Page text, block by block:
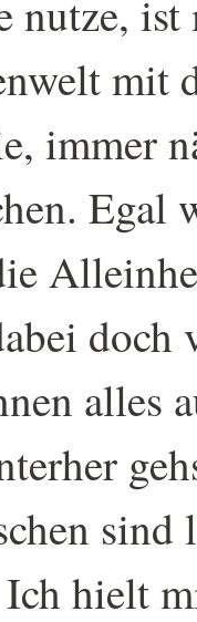
nutze,
mit
immer
Egal
doch
alles
hielt